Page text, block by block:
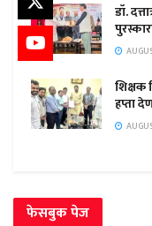
डॉ.
शिक्षक
हप्ता
फेसबुक पेज